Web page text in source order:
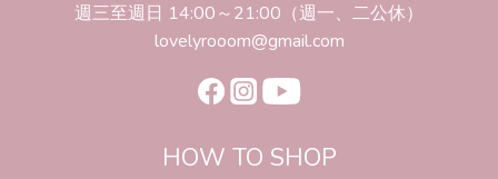
週三至週日 14:00～21:00（週一、二公休）
lovelyrooom@gmail.com
HOW TO SHOP